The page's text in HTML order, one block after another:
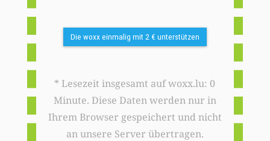
Die woxx einmalig mit 2 € unterstützen
* Lesezeit insgesamt auf woxx.lu: 0
Minute. Diese Daten werden nur in
Ihrem Browser gespeichert und nicht
an unsere Server übertragen.